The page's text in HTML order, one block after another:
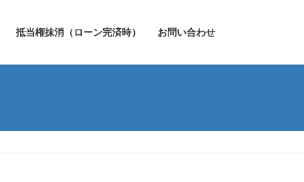
抵当権抹消（ローン完済時） お問い合わせ